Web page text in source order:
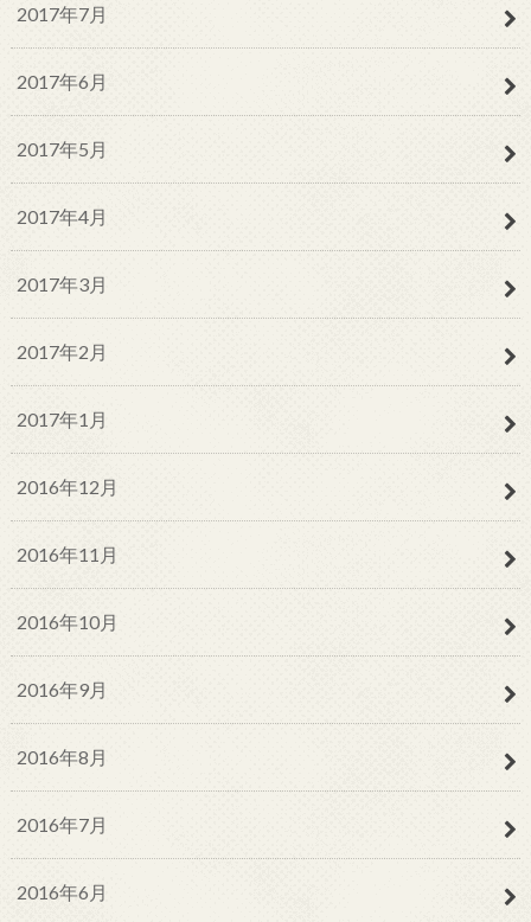
2017年7月
2017年6月
2017年5月
2017年4月
2017年3月
2017年2月
2017年1月
2016年12月
2016年11月
2016年10月
2016年9月
2016年8月
2016年7月
2016年6月